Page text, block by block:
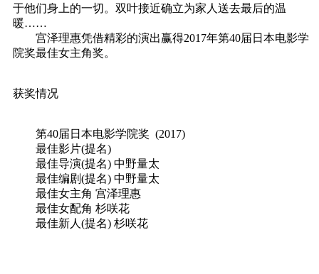
于他们身上的一切。双叶接近确立为家人送去最后的温
暖……
宫泽理惠凭借精彩的演出赢得2017年第40届日本电影学
院奖最佳女主角奖。
获奖情况
第40届日本电影学院奖 (2017)
最佳影片(提名)
最佳导演(提名) 中野量太
最佳编剧(提名) 中野量太
最佳女主角 宫泽理惠
最佳女配角 杉咲花
最佳新人(提名) 杉咲花